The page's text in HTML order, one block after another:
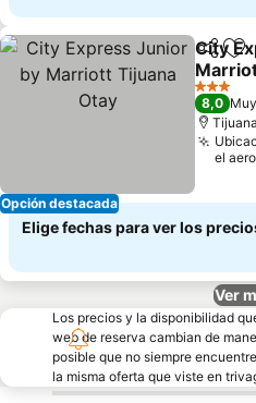
Opción destacada
City
Ver
3 Estrellas
8,0
Tijuana
el
Elige fechas para ver los
Ver
Los precios y la disponibilidad
web de reserva cambian de
posible que no siempre
la misma oferta que viste en